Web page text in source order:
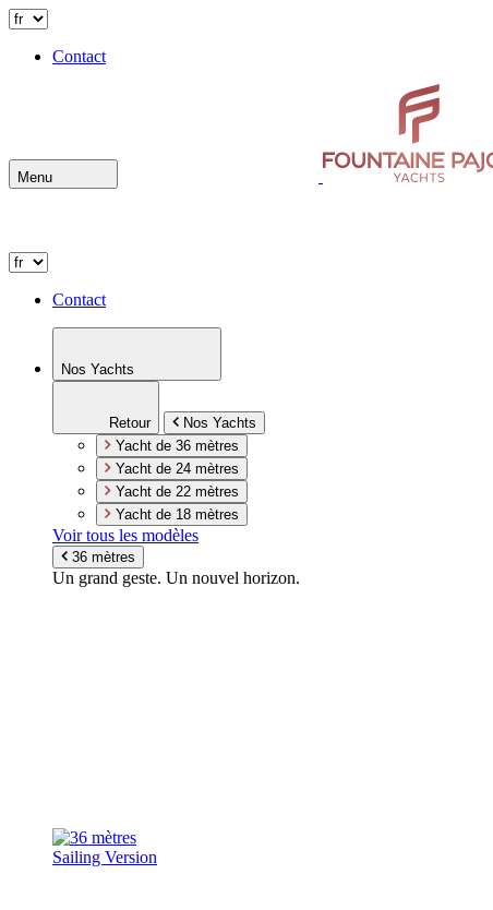
Contact
Menu
Contact
Nos Yachts
Retour
Nos Yachts
Yacht de 36 mètres
Yacht de 24 mètres
Yacht de 22 mètres
Yacht de 18 mètres
Voir tous les modèles
36 mètres
Un grand geste. Un nouvel horizon.
Sailing Version